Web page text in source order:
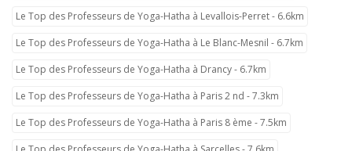
Le Top des Professeurs de Yoga-Hatha à Levallois-Perret - 6.6km
Le Top des Professeurs de Yoga-Hatha à Le Blanc-Mesnil - 6.7km
Le Top des Professeurs de Yoga-Hatha à Drancy - 6.7km
Le Top des Professeurs de Yoga-Hatha à Paris 2 nd - 7.3km
Le Top des Professeurs de Yoga-Hatha à Paris 8 ème - 7.5km